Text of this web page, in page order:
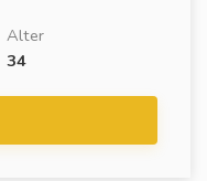
Alter
34